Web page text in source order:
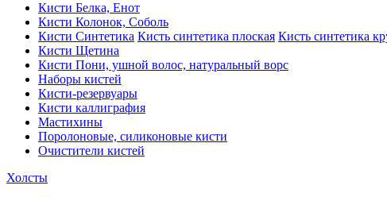
Кисти Белка, Енот
Кисти Колонок, Соболь
Кисти Синтетика Кисть синтетика плоская Кисть синтетика
Кисти Щетина
Кисти Пони, ушной волос, натуральный ворс
Наборы кистей
Кисти-резервуары
Кисти каллиграфия
Мастихины
Поролоновые, силиконовые кисти
Очистители кистей
Холсты